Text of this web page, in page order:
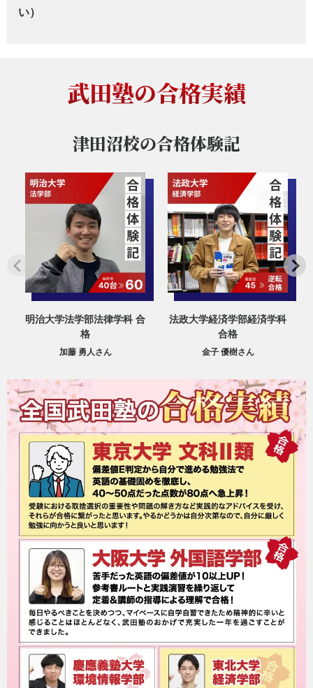
い）
武田塾の合格実績
津田沼校の合格体験記
明治大学法学部法律学科 合
格
加藤 勇人さん
法政大学経済学部経済学科
合格
金子 優樹さん